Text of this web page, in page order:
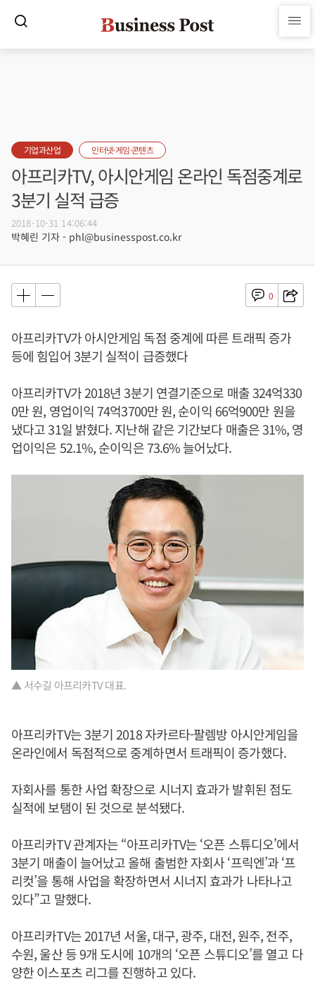
기업과산업 인터넷·게임·콘텐츠
아프리카TV, 아시안게임 온라인 독점중계로
3분기 실적 급증
2018-10-31 14:06:44
박혜린 기자 - phl@businesspost.co.kr
0
아프리카TV가 아시안게임 독점 중계에 따른 트래픽 증가
등에 힘입어 3분기 실적이 급증했다
아프리카TV가 2018년 3분기 연결기준으로 매출 324억330
0만 원, 영업이익 74억3700만 원, 순이익 66억900만 원을
냈다고 31일 밝혔다. 지난해 같은 기간보다 매출은 31%, 영
업이익은 52.1%, 순이익은 73.6% 늘어났다.
▲ 서수길 아프리카TV 대표.
아프리카TV는 3분기 2018 자카르타-팔렘방 아시안게임을
온라인에서 독점적으로 중계하면서 트래픽이 증가했다.
자회사를 통한 사업 확장으로 시너지 효과가 발휘된 점도
실적에 보탬이 된 것으로 분석됐다.
아프리카TV 관계자는 “아프리카TV는 ‘오픈 스튜디오’에서
3분기 매출이 늘어났고 올해 출범한 자회사 ‘프릭엔’과 ‘프
리컷’을 통해 사업을 확장하면서 시너지 효과가 나타나고
있다”고 말했다.
아프리카TV는 2017년 서울, 대구, 광주, 대전, 원주, 전주,
수원, 울산 등 9개 도시에 10개의 ‘오픈 스튜디오’를 열고 다
양한 이스포츠 리그를 진행하고 있다.